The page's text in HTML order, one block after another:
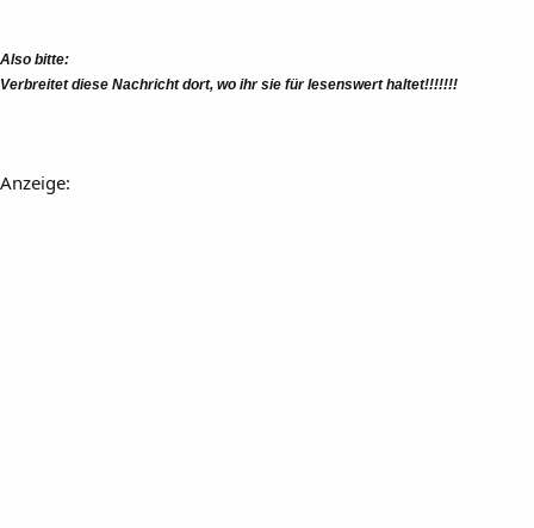
Also bitte:
Verbreitet diese Nachricht dort, wo ihr sie für lesenswert haltet!!!!!!!
Anzeige: